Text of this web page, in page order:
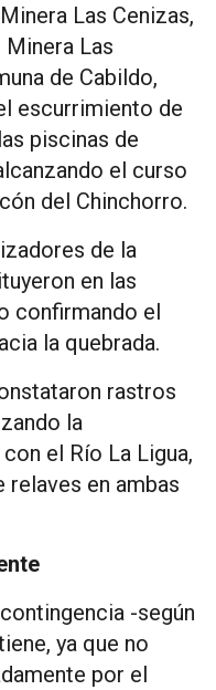
Las Cenizas,
Minera Las
de Cabildo,
escurrimiento de
piscinas de
el curso
del Chinchorro.
de la
en las
confirmando el
la quebrada.
rastros
la
el Río La Ligua,
relaves en ambas
-según
ya que no
por el